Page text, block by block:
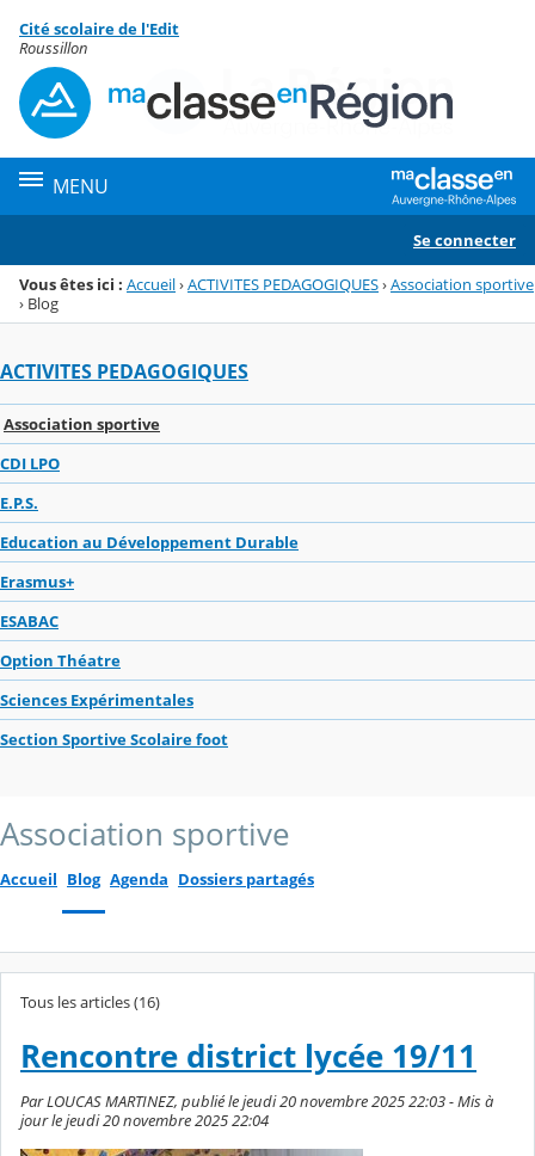
Menu de la rubrique
Contenu
Cité scolaire de l'Edit
Roussillon
MENU
Se connecter
Vous êtes ici : Accueil›ACTIVITES PEDAGOGIQUES›Association sportive
› Blog
ACTIVITES PEDAGOGIQUES
Association sportive
CDI LPO
E.P.S.
Education au Développement Durable
Erasmus+
ESABAC
Option Théatre
Sciences Expérimentales
Section Sportive Scolaire foot
Association sportive
Accueil Blog Agenda Dossiers partagés
Tous les articles (16)
Rencontre district lycée 19/11
Par LOUCAS MARTINEZ, publié le jeudi 20 novembre 2025 22:03 - Mis à
jour le jeudi 20 novembre 2025 22:04